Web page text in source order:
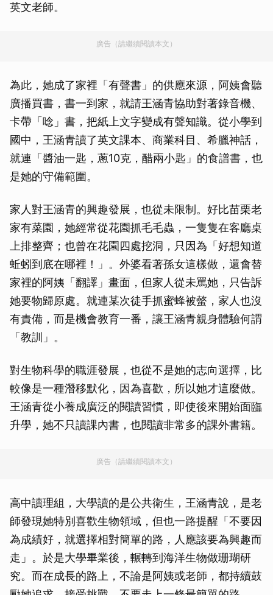
英文老師。
廣告（請繼續閱讀本文）
為此，她成了家裡「有聲書」的供應來源，阿姨會聽
廣播買書，書一到家，就請王涵青協助對著錄音機、
卡帶「唸」書，把紙上文字變成有聲知識。從小學到
國中，王涵青讀了英文課本、商業科目、希臘神話，
就連「醬油一匙，蔥10克，醋兩小匙」的食譜書，也
是她的守備範圍。
家人對王涵青的興趣發展，也從未限制。好比苗栗老
家有菜園，她經常從花園抓毛毛蟲，一隻隻在客廳桌
上排整齊；也曾在花園四處挖洞，只因為「好想知道
蚯蚓到底在哪裡！」。外婆看著孫女這樣做，還會替
家裡的阿姨「翻譯」畫面，但家人從未罵她，只告訴
她要物歸原處。就連某次徒手抓蜜蜂被螫，家人也沒
有責備，而是機會教育一番，讓王涵青親身體驗何謂
「教訓」。
對生物科學的職涯發展，也從不是她的志向選擇，比
較像是一種潛移默化，因為喜歡，所以她才這麼做。
王涵青從小養成廣泛的閱讀習慣，即使後來開始面臨
升學，她不只讀課內書，也閱讀非常多的課外書籍。
廣告（請繼續閱讀本文）
高中讀理組，大學讀的是公共衛生，王涵青說，是老
師發現她特別喜歡生物領域，但也一路提醒「不要因
為成績好，就選擇相對簡單的路，人應該要為興趣而
走」。於是大學畢業後，輾轉到海洋生物做珊瑚研
究。而在成長的路上，不論是阿姨或老師，都持續鼓